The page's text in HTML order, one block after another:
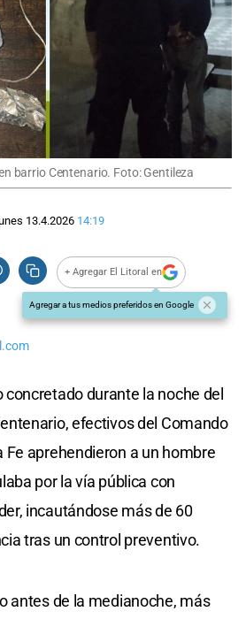
barrio Centenario. Foto: Gentileza
13.4.2026 14:19
+ Agregar El Litoral en
Agregar a tus medios preferidos en Google
concretado durante la noche del
efectivos del Comando
Fe aprehendieron a un hombre
por la vía pública con
incautándose más de 60
tras un control preventivo.
antes de la medianoche, más